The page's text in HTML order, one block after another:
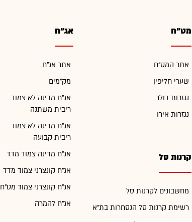
מט"ח
אתר המט"ח
שערי חליפין
נגזרות דולר
נגזרות אירו
קרנות סל
מחשבונים לקרנות סל
רשימת קרנות סל הנסחרות בת"א
אג"ח
אתר אג"ח
מק"מים
אג"ח מדינה לא צמוד
ריבית משתנה
אג"ח מדינה לא צמוד
ריבית קבועה
אג"ח מדינה צמוד מדד
אג"ח קונצרני צמוד מדד
אג"ח קונצרני צמוד מט"ח
אג"ח להמרה